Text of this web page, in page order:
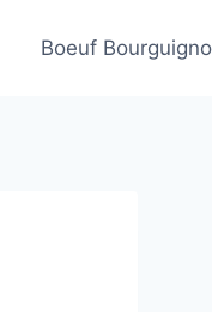
Boeuf